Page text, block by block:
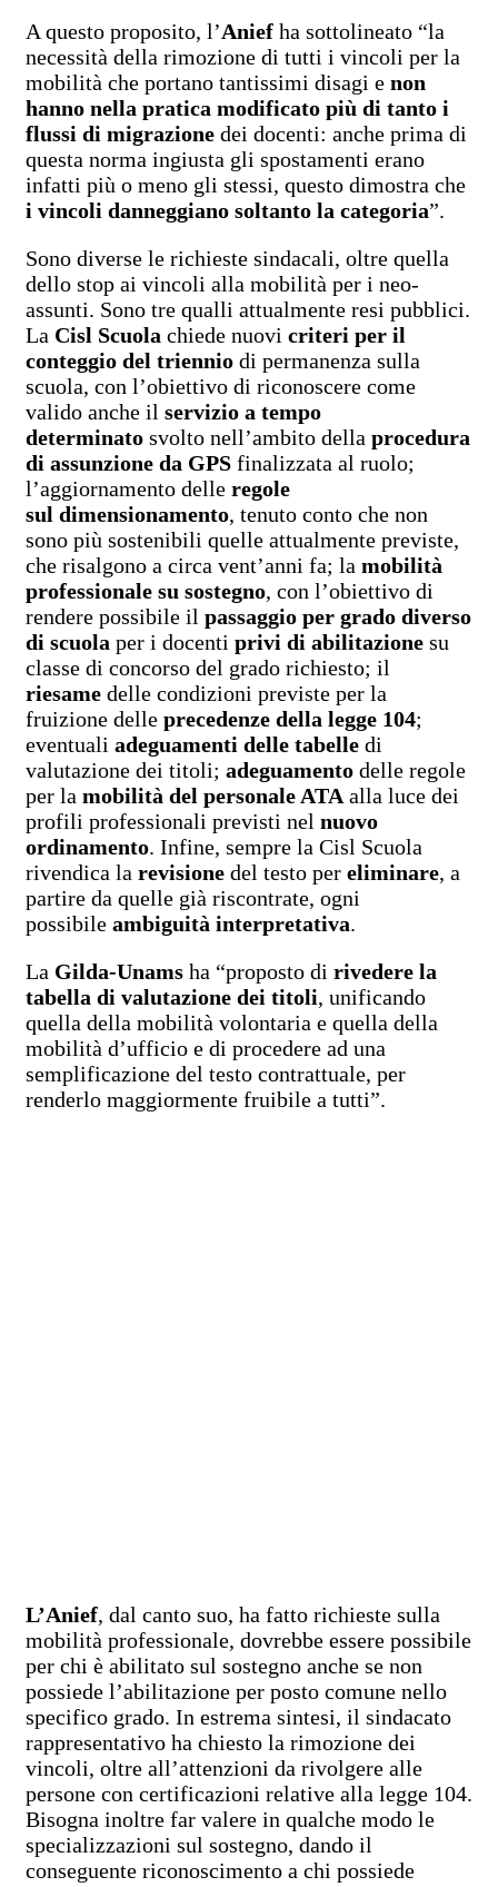
A questo proposito, l’Anief ha sottolineato “la
necessità della rimozione di tutti i vincoli per la
mobilità che portano tantissimi disagi e non
hanno nella pratica modificato più di tanto i
flussi di migrazione dei docenti: anche prima di
questa norma ingiusta gli spostamenti erano
infatti più o meno gli stessi, questo dimostra che
i vincoli danneggiano soltanto la categoria”.
Sono diverse le richieste sindacali, oltre quella
dello stop ai vincoli alla mobilità per i neo-
assunti. Sono tre qualli attualmente resi pubblici.
La Cisl Scuola chiede nuovi criteri per il
conteggio del triennio di permanenza sulla
scuola, con l’obiettivo di riconoscere come
valido anche il servizio a tempo
determinato svolto nell’ambito della procedura
di assunzione da GPS finalizzata al ruolo;
l’aggiornamento delle regole
sul dimensionamento, tenuto conto che non
sono più sostenibili quelle attualmente previste,
che risalgono a circa vent’anni fa; la mobilità
professionale su sostegno, con l’obiettivo di
rendere possibile il passaggio per grado diverso
di scuola per i docenti privi di abilitazione su
classe di concorso del grado richiesto; il
riesame delle condizioni previste per la
fruizione delle precedenze della legge 104;
eventuali adeguamenti delle tabelle di
valutazione dei titoli; adeguamento delle regole
per la mobilità del personale ATA alla luce dei
profili professionali previsti nel nuovo
ordinamento. Infine, sempre la Cisl Scuola
rivendica la revisione del testo per eliminare, a
partire da quelle già riscontrate, ogni
possibile ambiguità interpretativa.
La Gilda-Unams ha “proposto di rivedere la
tabella di valutazione dei titoli, unificando
quella della mobilità volontaria e quella della
mobilità d’ufficio e di procedere ad una
semplificazione del testo contrattuale, per
renderlo maggiormente fruibile a tutti”.
L’Anief, dal canto suo, ha fatto richieste sulla
mobilità professionale, dovrebbe essere possibile
per chi è abilitato sul sostegno anche se non
possiede l’abilitazione per posto comune nello
specifico grado. In estrema sintesi, il sindacato
rappresentativo ha chiesto la rimozione dei
vincoli, oltre all’attenzioni da rivolgere alle
persone con certificazioni relative alla legge 104.
Bisogna inoltre far valere in qualche modo le
specializzazioni sul sostegno, dando il
conseguente riconoscimento a chi possiede